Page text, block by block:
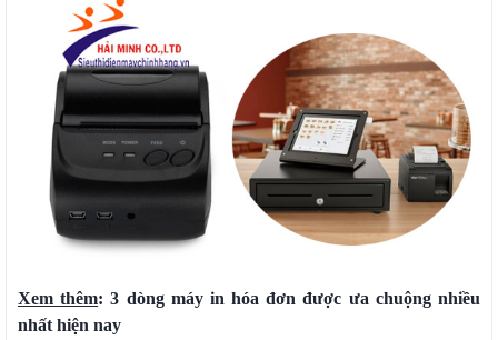
Xem thêm:3 dòng máy in hóa đơn được ưa chuộng nhiều
nhất hiện nay